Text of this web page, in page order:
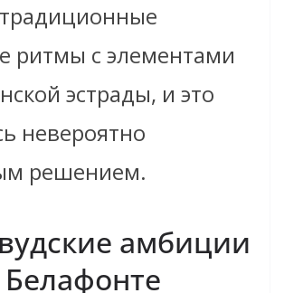
ритмы с элементами
эстрады, и это
невероятно
решением.
амбиции